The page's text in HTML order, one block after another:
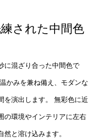
された中間色
に混ざり合った中間色で
かみを兼ね備え、モダンな
を演出します。 無彩色に近
の環境やインテリアに左右
と溶け込みます。